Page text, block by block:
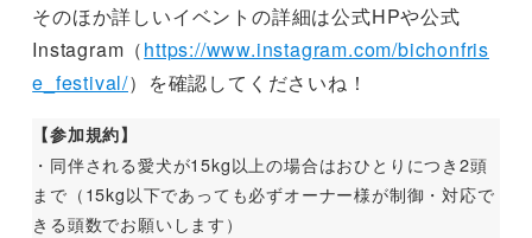
そのほか詳しいイベントの詳細は公式HPや公式
Instagram（https://www.instagram.com/bichonfris
e_festival/）を確認してくださいね！
【参加規約】
・同伴される愛犬が15kg以上の場合はおひとりにつき2頭
まで（15kg以下であっても必ずオーナー様が制御・対応で
きる頭数でお願いします）